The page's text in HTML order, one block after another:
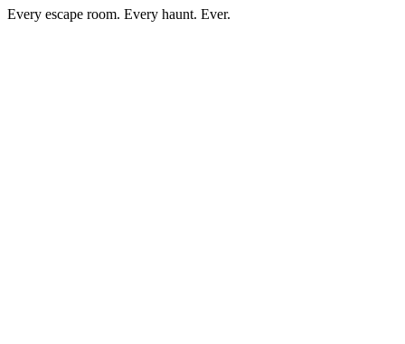
Every escape room. Every haunt. Ever.